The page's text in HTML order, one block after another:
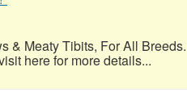
& Meaty Tibits, For All Breeds.
here for more details...